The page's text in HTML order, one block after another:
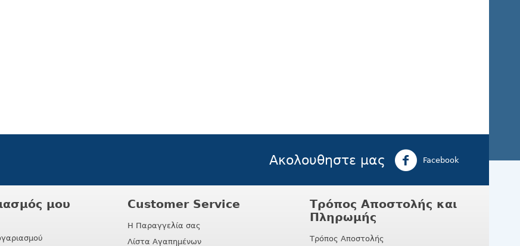
Ακολουθηστε μας Facebook
μου Customer Service
Η Παραγγελία σας
Λίστα Αγαπημένων
Τρόπος Αποστολής και
Πληρωμής
Τρόπος Αποστολής